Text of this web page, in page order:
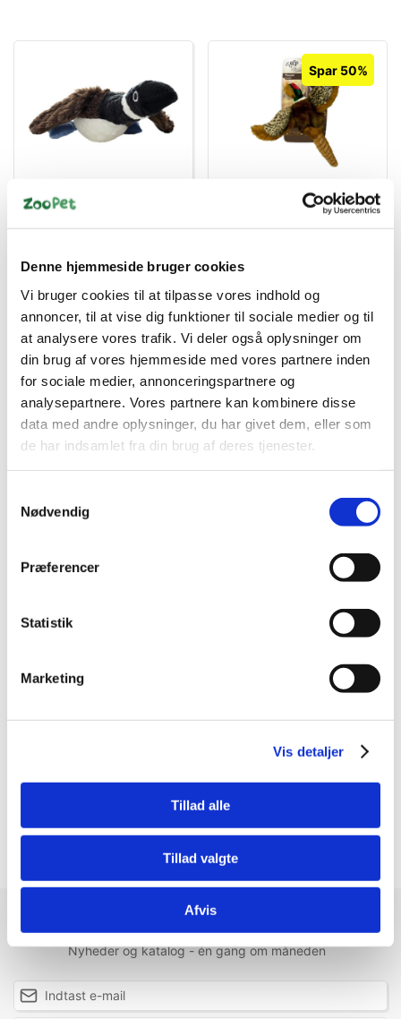
Denne hjemmeside bruger cookies
Vi bruger cookies til at tilpasse vores indhold og
annoncer, til at vise dig funktioner til sociale medier og til
at analysere vores trafik. Vi deler også oplysninger om
din brug af vores hjemmeside med vores partnere inden
for sociale medier, annonceringspartnere og
analysepartnere. Vores partnere kan kombinere disse
data med andre oplysninger, du har givet dem, eller som
de har indsamlet fra din brug af deres tjenester.
Nødvendig
Præferencer
Statistik
Marketing
Vis detaljer
Tillad alle
Tillad valgte
Afvis
Mighty And –
DKK 79,95
Køb nu
På lager
Spar 50%
DKK 45,00
DKK 36,00 ekskl. moms
Køb nu
På lager
På grund af den unikke form kan hunden ikke få fat i den,
Bidfast og flyder.
Ekstremt holdbar
5 stjerner over stort set hele linjen
Small Jolly Egg (20 cm) er til de mindre hunde!
Modtag vores nyhedsbrev
Nyheder og katalog - én gang om måneden